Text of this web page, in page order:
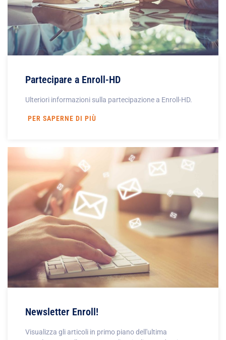
Partecipare a Enroll-HD
Ulteriori informazioni sulla partecipazione a Enroll-HD.
PER SAPERNE DI PIÙ
Newsletter Enroll!
Visualizza gli articoli in primo piano dell'ultima